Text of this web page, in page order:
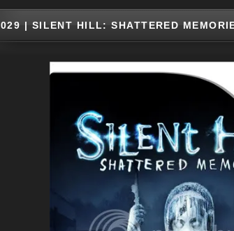
029 | SILENT HILL: SHATTERED